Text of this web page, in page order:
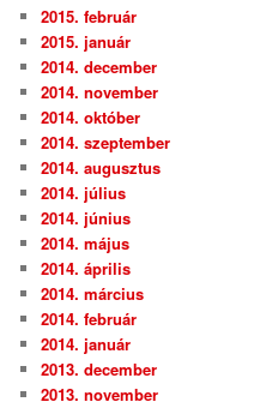
2015. február
2015. január
2014. december
2014. november
2014. október
2014. szeptember
2014. augusztus
2014. július
2014. június
2014. május
2014. április
2014. március
2014. február
2014. január
2013. december
2013. november